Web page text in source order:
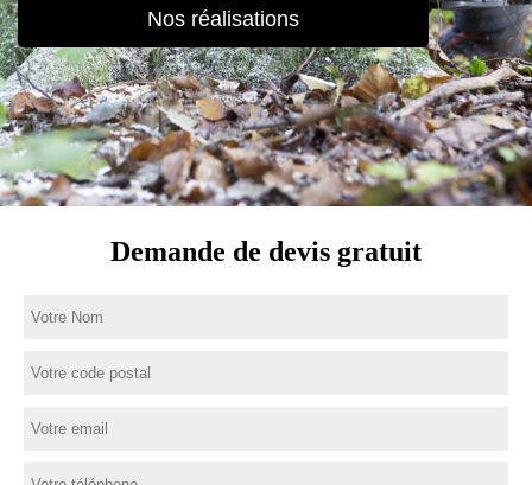
Nos réalisations
Demande de devis gratuit